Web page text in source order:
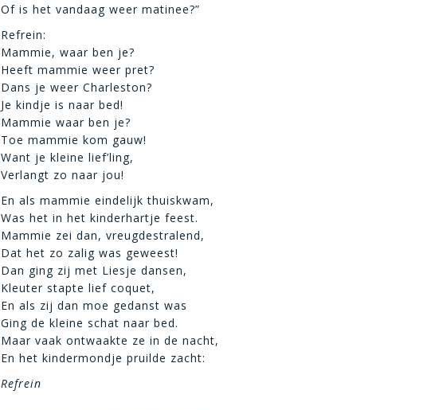
Of is het vandaag weer matinee?”
Refrein:
Mammie, waar ben je?
Heeft mammie weer pret?
Dans je weer Charleston?
Je kindje is naar bed!
Mammie waar ben je?
Toe mammie kom gauw!
Want je kleine lief’ling,
Verlangt zo naar jou!
En als mammie eindelijk thuiskwam,
Was het in het kinderhartje feest.
Mammie zei dan, vreugdestralend,
Dat het zo zalig was geweest!
Dan ging zij met Liesje dansen,
Kleuter stapte lief coquet,
En als zij dan moe gedanst was
Ging de kleine schat naar bed.
Maar vaak ontwaakte ze in de nacht,
En het kindermondje pruilde zacht:
Refrein